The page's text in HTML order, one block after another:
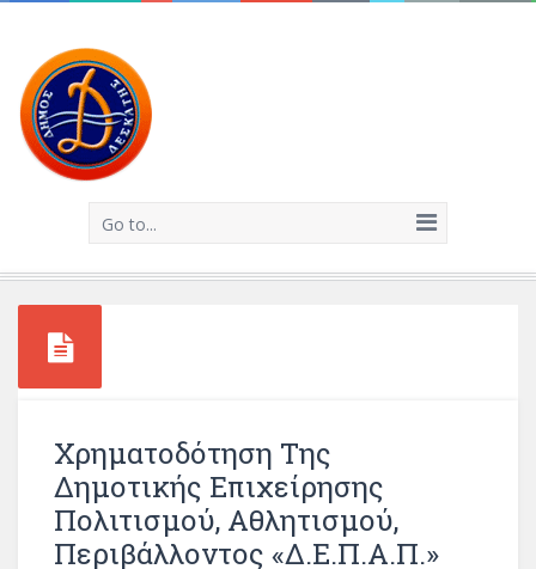
Go to...
Χρηματοδότηση Της
Δημοτικής Επιχείρησης
Πολιτισμού, Αθλητισμού,
Περιβάλλοντος «Δ.Ε.Π.Α.Π.»